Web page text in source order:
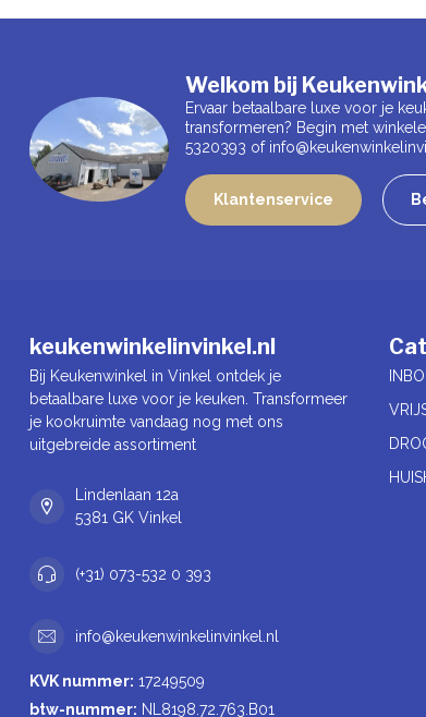
Welkom bij
Ervaar betaalbare luxe voor je
transformeren? Begin met
5320393 of
Klantenservice
keukenwinkelinvinkel.nl
Bij Keukenwinkel in Vinkel ontdek je
betaalbare luxe voor je keuken. Transformeer
je kookruimte vandaag nog met ons
uitgebreide assortiment
Lindenlaan 12a
5381 GK Vinkel
(+31) 073-532 0 393
info@keukenwinkelinvinkel.nl
KVK nummer: 17249509
btw-nummer: NL8198.72.763.B01